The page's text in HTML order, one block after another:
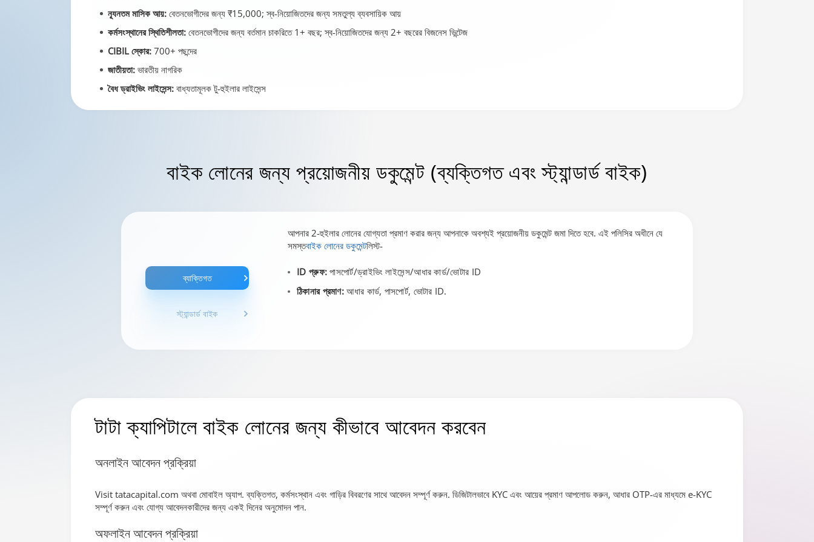
ন্যূনতম মাসিক আয়: বেতনভোগীদের জন্য ₹15,000; স্ব-নিয়োজিতদের জন্য সমতুল্য ব্যবসায়িক আয়
কর্মসংস্থানের স্থিতিশীলতা: বেতনভোগীদের জন্য বর্তমান চাকরিতে 1+ বছর; স্ব-নিয়োজিতদের জন্য 2+ বছরের বিজনেস ভিন্টেজ
CIBIL স্কোর: 700+ পছন্দের
জাতীয়তা: ভারতীয় নাগরিক
বৈধ ড্রাইভিং লাইসেন্স: বাধ্যতামূলক টু-হুইলার লাইসেন্স
বাইক লোনের জন্য প্রয়োজনীয় ডকুমেন্ট (ব্যক্তিগত এবং স্ট্যান্ডার্ড বাইক)
ব্যাক্তিগত
স্ট্যান্ডার্ড বাইক
আপনার 2-হুইলার লোনের যোগ্যতা প্রমাণ করার জন্য আপনাকে অবশ্যই প্রয়োজনীয় ডকুমেন্ট জমা দিতে হবে. এই পলিসির অধীনে যে
সমস্তবাইক লোনের ডকুমেন্টলিস্ট-
ID প্রুফ:পাসপোর্ট/ড্রাইভিং লাইসেন্স/আধার কার্ড/ভোটার ID
ঠিকানার প্রমাণ: আধার কার্ড, পাসপোর্ট, ভোটার ID.
টাটা ক্যাপিটালেবাইক লোনের জন্য কীভাবে আবেদন করবেন
অনলাইন আবেদন প্রক্রিয়া
Visit tatacapital.com অথবা মোবাইল অ্যাপ. ব্যক্তিগত, কর্মসংস্থান এবং গাড়ির বিবরণের সাথে আবেদন সম্পূর্ণ করুন. ডিজিটালভাবে KYC এবং আয়ের প্রমাণ আপলোড করুন, আধার OTP-এর মাধ্যমে e-KYC
সম্পূর্ণ করুন এবং যোগ্য আবেদনকারীদের জন্য একই দিনের অনুমোদন পান.
অফলাইন আবেদন প্রক্রিয়া